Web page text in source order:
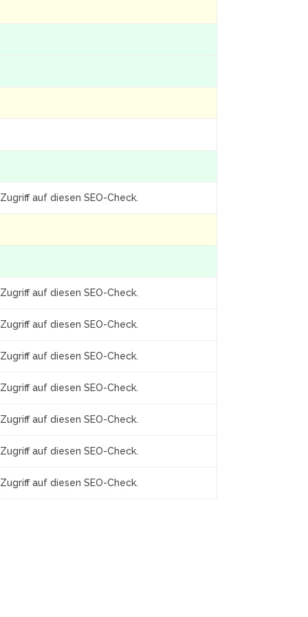
auf diesen SEO-Check.
auf diesen SEO-Check.
auf diesen SEO-Check.
auf diesen SEO-Check.
auf diesen SEO-Check.
auf diesen SEO-Check.
auf diesen SEO-Check.
auf diesen SEO-Check.